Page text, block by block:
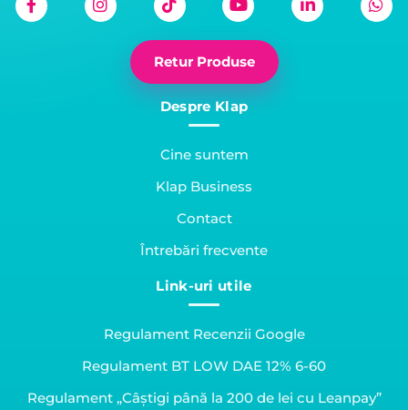
Retur Produse
Despre Klap
Cine suntem
Klap Business
Contact
Întrebări frecvente
Link-uri utile
Regulament Recenzii Google
Regulament BT LOW DAE 12% 6-60
Regulament „Câștigi până la 200 de lei cu Leanpay”